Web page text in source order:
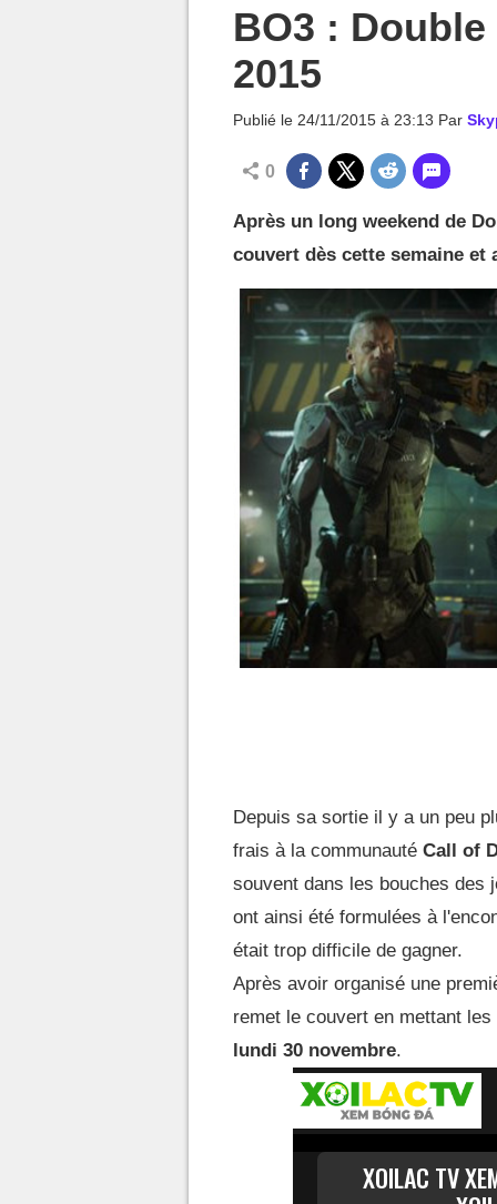
BO3 :
2015
Publié le 24/11/2015 à 23:13 Par
0
Après un long weekend de
couvert dès cette semaine et
Depuis sa sortie il y a un peu
frais à la communauté Call of
souvent dans les bouches des
ont ainsi été formulées à
était trop difficile de gagner.
Après avoir organisé une
remet le couvert en mettant
lundi 30 novembre.